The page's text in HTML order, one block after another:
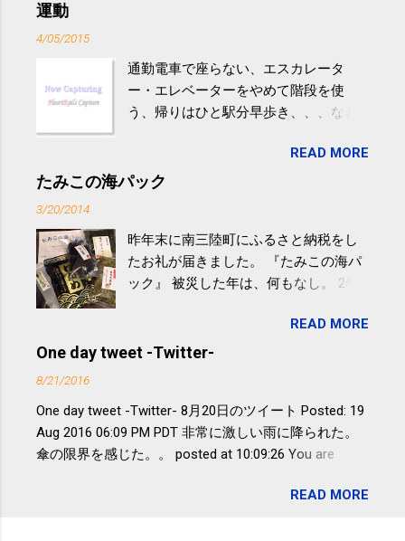
運動
4/05/2015
通勤電車で座らない、エスカレータ
ー・エレベーターをやめて階段を使
う、帰りはひと駅分早歩き、、、など
やすい。 スポーツウェア・シューズで
するものだけが運動ではない。 食べ
けると改善する、との結果を筑波大の
研究チームが発表した。改善が期待で
きるのは、過度の飲酒が原因ではない
減らなくても効果があるという。 正田
教授は「汗ばむ程度の運動を毎日３０
波大「減量しなくても効果」 - ニュー
ス - アピタル（医療・健康）
READ MORE
たみこの海パック
3/20/2014
昨年末に南三陸町にふるさと納税をし
たお礼が届きました。 『たみこの海パ
ック』 被災した年は、何もなし。 2年
が『たみこの海パック』。 ボランティ
アや募金が苦手で、、、被災地の少し
全く考えていなかったので、貰えると
少しづつ復興してる感が伝わってきて
嬉しいです。 あと、ふるさと納税が節
ですが、節税になるほど稼げていない
READ MORE
One day tweet -Twitter-
8/21/2016
One day tweet -Twitter- 8月20日のツイート Posted: 19
Aug 2016 06:09 PM PDT 非常に激しい雨に降られた。
傘の限界を感じた。。 posted at 10:09:26 You are
SAKUMA(@SPC_Sakuma) - Twilog . To stop receiving
READ MORE